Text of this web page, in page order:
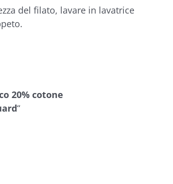
del filato, lavare in lavatrice
20% cotone
“